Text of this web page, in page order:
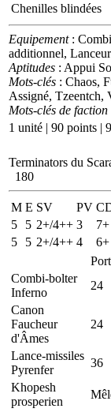
Chenilles blindées
Equipement:
additionnel,
Aptitudes : Appui
Mots-clés : Chaos,
Assigné, Tzeentch,
Mots-clés de faction
1 unité | 90 points |
Terminators du
180
M E SV PV
5
5 2+/4++ 3 7+
5
5 2+/4++ 4 6+
Combi-bolter
Inferno
24
Canon
Faucheur
d'Âmes
24
Lance-missiles
Pyrenfer
36
Khopesh
prosperien